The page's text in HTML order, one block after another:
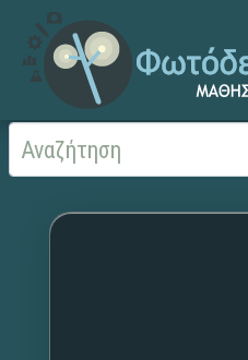
Αρχική Χωρίς τίτλο